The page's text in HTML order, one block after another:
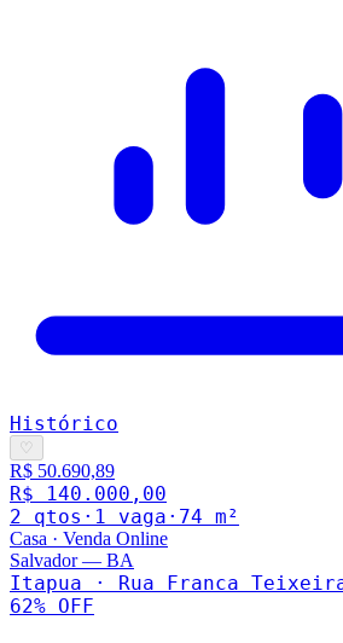
Histórico
♡
R$ 50.690,89
R$ 140.000,00
2 qtos · 1 vaga · 74 m²
Casa · Venda Online
Salvador— BA
Itapua · Rua Franca
62% OFF